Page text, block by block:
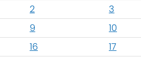
2 3
9 10
16 17